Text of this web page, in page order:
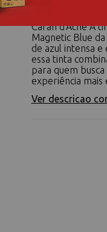
Caran d'Ache A
Magnetic Blue
de azul intensa e
essa tinta
para quem
experiência
Ver descricao